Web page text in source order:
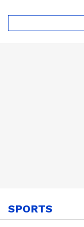
ചോദ്യംചെയ്യൽ
SPORTS